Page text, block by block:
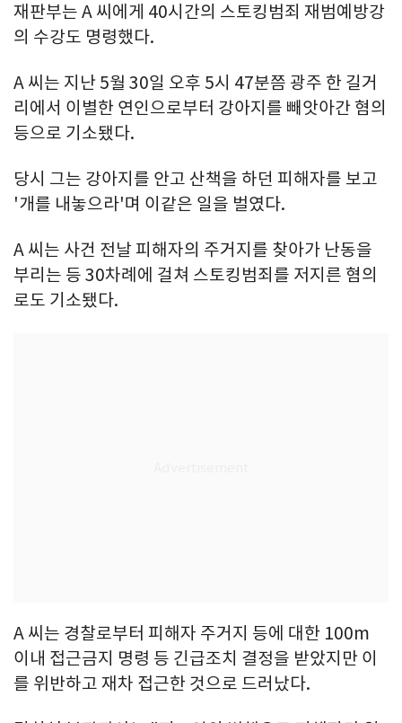
재판부는 A 씨에게 40시간의 스토킹범죄 재범예방강
의 수강도 명령했다.
A 씨는 지난 5월 30일 오후 5시 47분쯤 광주 한 길거
리에서 이별한 연인으로부터 강아지를 빼앗아간 혐의
등으로 기소됐다.
당시 그는 강아지를 안고 산책을 하던 피해자를 보고
'개를 내놓으라'며 이같은 일을 벌였다.
A 씨는 사건 전날 피해자의 주거지를 찾아가 난동을
부리는 등 30차례에 걸쳐 스토킹범죄를 저지른 혐의
로도 기소됐다.
A 씨는 경찰로부터 피해자 주거지 등에 대한 100m
이내 접근금지 명령 등 긴급조치 결정을 받았지만 이
를 위반하고 재차 접근한 것으로 드러났다.